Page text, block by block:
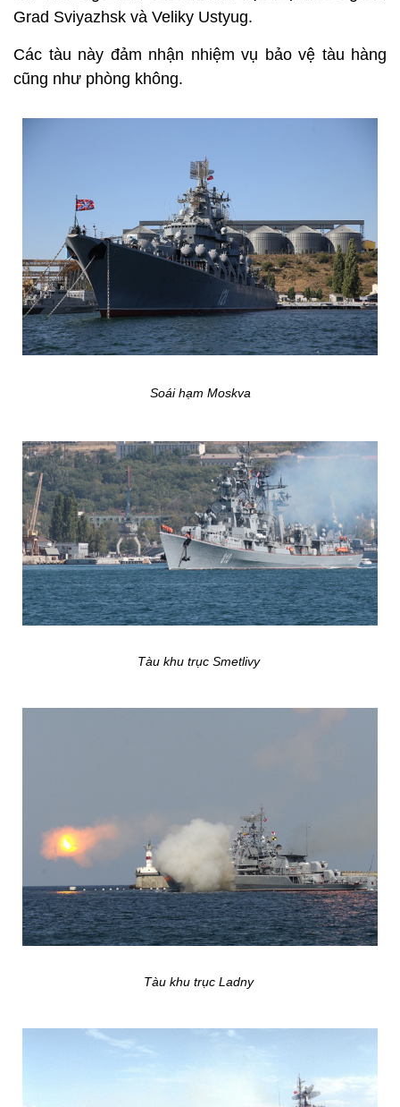
Grad Sviyazhsk và Veliky Ustyug.
Các tàu này đảm nhận nhiệm vụ bảo vệ tàu hàng
cũng như phòng không.
Soái hạm Moskva
Tàu khu trục Smetlivy
Tàu khu trục Ladny